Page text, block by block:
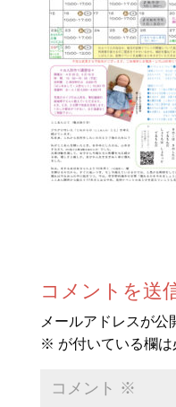
コメントを送
メールアドレスが公
※ が付いている欄